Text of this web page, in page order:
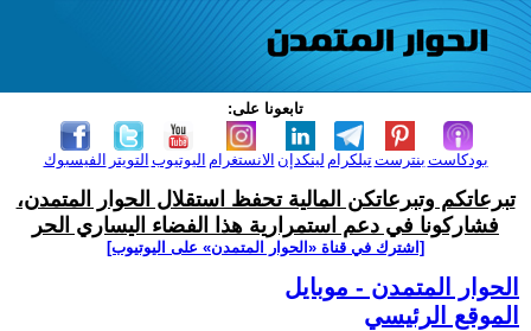
تابعونا على:
الفيسبوك التويتر اليوتيوب الانستغرام لينكدإن تيلكرامبنترست بودكاست
تبرعاتكم وتبرعاتكن المالية تحفظ استقلال الحوار المتمدن،
فشاركونا في دعم استمرارية هذا الفضاء اليساري الحر
[اشترك في قناة ‫«الحوار المتمدن» على اليوتيوب]
الحوار المتمدن - موبايل
الموقع الرئيسي